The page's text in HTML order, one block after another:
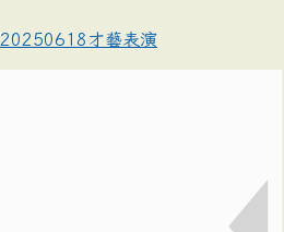
20250618才藝表演